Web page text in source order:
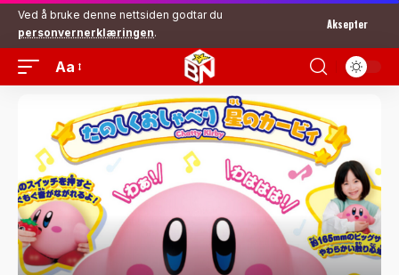
Ved å bruke denne nettsiden godtar du
personvernerklæringen.
Aksepter
Aa